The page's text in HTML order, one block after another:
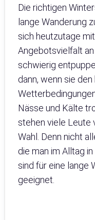
Die richtigen
lange Wanderung
sich heutzutage
Angebotsvielfalt
schwierig
dann, wenn sie den
Nässe und Kälte
stehen viele Leute
Wahl. Denn nicht
die man im Alltag
sind für eine lange
geeignet.